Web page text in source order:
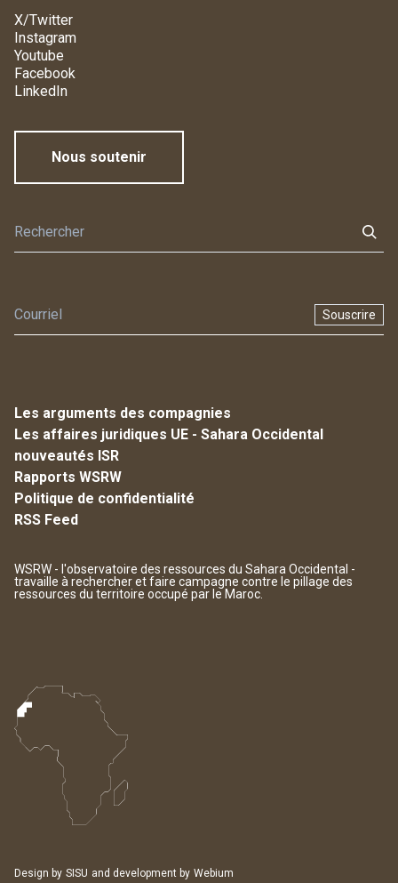
X/Twitter
Instagram
Youtube
Facebook
LinkedIn
Nous soutenir
Souscrire
Les arguments des compagnies
Les affaires juridiques UE - Sahara Occidental
nouveautés ISR
Rapports WSRW
Politique de confidentialité
RSS Feed
WSRW - l'observatoire des ressources du Sahara Occidental -
travaille à rechercher et faire campagne contre le pillage des
ressources du territoire occupé par le Maroc.
Design by SISU and development by Webium